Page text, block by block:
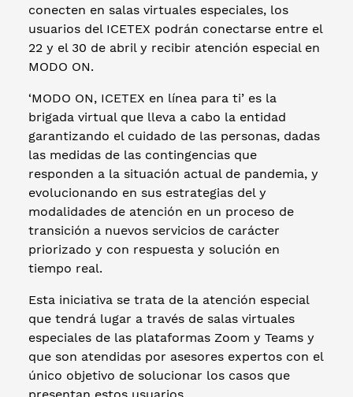
conecten en salas virtuales especiales, los
usuarios del ICETEX podrán conectarse entre el
22 y el 30 de abril y recibir atención especial en
MODO ON.
‘MODO ON, ICETEX en línea para ti’ es la
brigada virtual que lleva a cabo la entidad
garantizando el cuidado de las personas, dadas
las medidas de las contingencias que
responden a la situación actual de pandemia, y
evolucionando en sus estrategias del y
modalidades de atención en un proceso de
transición a nuevos servicios de carácter
priorizado y con respuesta y solución en
tiempo real.
Esta iniciativa se trata de la atención especial
que tendrá lugar a través de salas virtuales
especiales de las plataformas Zoom y Teams y
que son atendidas por asesores expertos con el
único objetivo de solucionar los casos que